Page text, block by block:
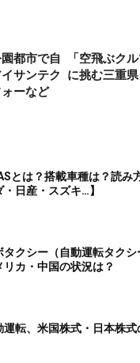
都市で自
サンテク
ーなど
「空飛ぶク
に挑む三重
とは？搭載車種は？読み
・日産・スズキ…】
タクシー（自動運転タク
リカ・中国の状況は？
運転、米国株式・日本株